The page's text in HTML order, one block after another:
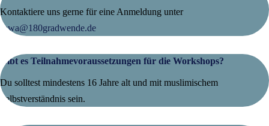
Kontaktiere uns gerne für eine Anmeldung unter
sawa@180gradwende.de
Gibt es Teilnahmevoraussetzungen für die Workshops?
Du solltest mindestens 16 Jahre alt und mit muslimischem
Selbstverständnis sein.